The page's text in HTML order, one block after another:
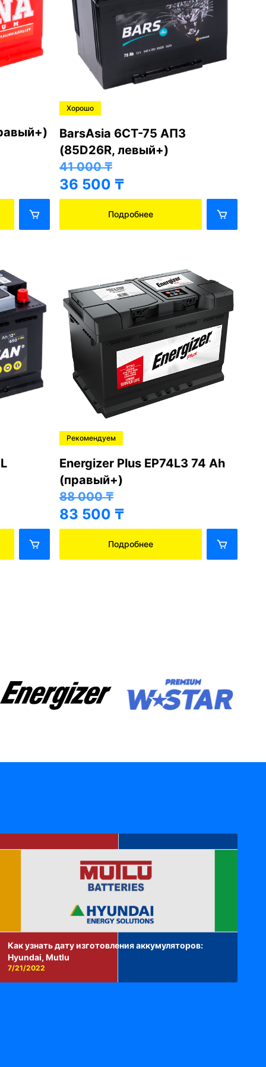
Хорошо
BarsAsia 6СТ-75 АПЗ
(85D26R, левый+)
41 000₸
36 500 ₸
Подробнее
Рекомендуем
Energizer Plus EP74L3 74 Ah
(правый+)
88 000₸
83 500 ₸
Подробнее
Как узнать дату изготовления аккумуляторов:
Hyundai, Mutlu
7/21/2022